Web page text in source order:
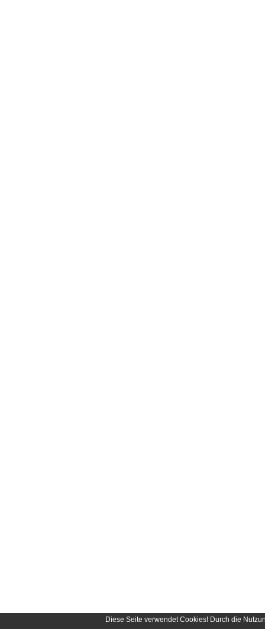
Diese Seite verwendet Cookies! Durch die